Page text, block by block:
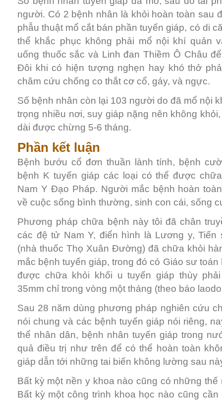
người. Có 2 bệnh nhân là khỏi hoàn toàn sau
phẫu thuật mổ cắt bán phần tuyến giáp, có di
thể khắc phục không phải mổ nội khí quản
uống thuốc sắc và Linh đan Thiềm Ô Châu
Đôi khi có hiện tượng nghẹn hay khó thở
châm cứu chống co thắt cơ cổ, gáy, và ngực.
Số bệnh nhân còn lại 103 người do đã mổ nội
trọng nhiều nơi, suy giáp nặng nên không
dài được chừng 5-6 tháng.
Phần kết luận
Bệnh bướu cổ đơn thuần lành tính, bệnh
bệnh K tuyến giáp các loại có thể được
Nam Y Đạo Pháp. Người mắc bệnh hoàn
về cuộc sống bình thường, sinh con cái, sống
Phương pháp chữa bệnh này tôi đã chân
các đệ tử Nam Y, điển hình là Lương y, Tiến
(nhà thuốc Thọ Xuân Đường) đã chữa khỏi
mắc bệnh tuyến giáp, trong đó có Giáo sư
được chữa khỏi khối u tuyến giáp thùy
35mm chỉ trong vòng một tháng (theo báo
Sau 28 năm dùng phương pháp nghiên cứu
nói chung và các bệnh tuyến giáp nói riêng,
thể nhân dân, bệnh nhân tuyến giáp trong
quả điều trị như trên để có thể hoàn toàn
giáp dẫn tới những tai biến không lường sau
Bất kỳ một nền y khoa nào cũng có những thế
Bất kỳ một công trình khoa học nào cũng